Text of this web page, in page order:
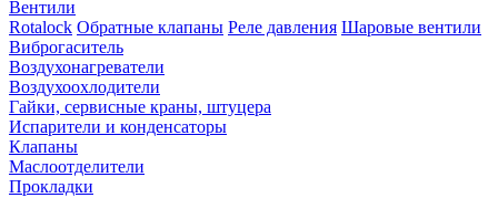
Вентили
Rotalock Обратные клапаны Реле давления Шаровые вентили
Виброгаситель
Воздухонагреватели
Воздухоохлодители
Гайки, сервисные краны, штуцера
Испарители и конденсаторы
Клапаны
Маслоотделители
Прокладки